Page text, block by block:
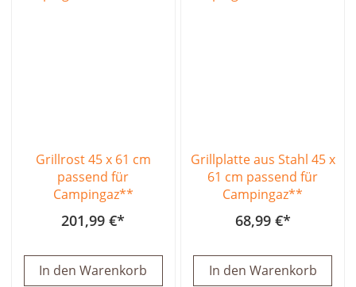
Grillrost 45 x 61 cm
passend für
Campingaz**
201,99 €
In den Warenkorb
Grillplatte aus Stahl 45 x
61 cm passend für
Campingaz**
68,99 €
In den Warenkorb